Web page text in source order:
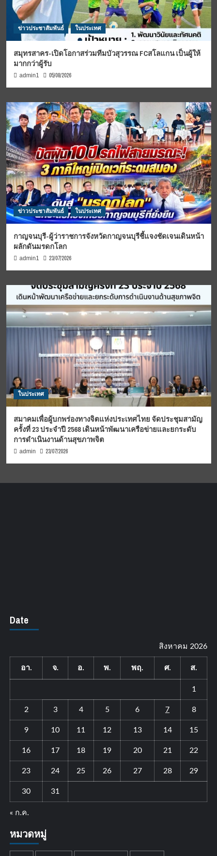
ข่าวประชาสัมพันธ์ ในประเทศ
สมุทรสาคร-เปิดโอกาสร่วมทีมบัวสุวรรณ FCสโลแกน เป็นผู้ให้
มากกว่าผู้รับ
admin1 05/08/2026
ข่าวประชาสัมพันธ์ ในประเทศ
กาญจนบุรี-ผู้ว่าราชการจังหวัดกาญจนบุรีชี้แจงชัดเจนเดินหน้า
ผลักดันมรดกโลก
admin1 23/07/2026
ในประเทศ
สมาคมเพื่อผู้บกพร่องทางจิตแห่งประเทศไทย จัดประชุมสามัญ
ครั้งที่ 23 ประจำปี 2568 เดินหน้าพัฒนาเครือข่ายและยกระดับ
การดำเนินงานด้านสุขภาพจิต
admin 23/07/2026
Date
สิงหาคม 2026
อา. จ. อ. พ. พฤ. ศ. ส.
1
2 3 4 5 6 7 8
9 10 11 12 13 14 15
16 17 18 19 20 21 22
23 24 25 26 27 28 29
30 31
« ก.ค.
หมวดหมู่